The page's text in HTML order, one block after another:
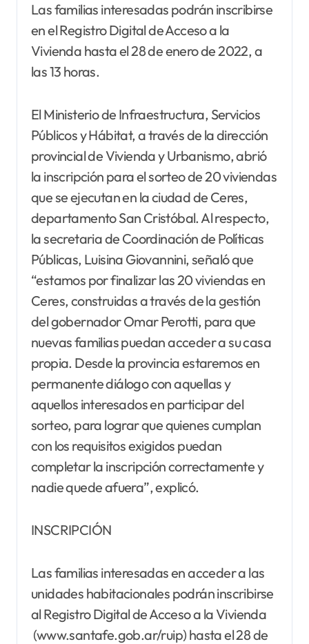
Las familias interesadas podrán inscribirse
en el Registro Digital de Acceso a la
Vivienda hasta el 28 de enero de 2022, a
las 13 horas.
El Ministerio de Infraestructura, Servicios
Públicos y Hábitat, a través de la dirección
provincial de Vivienda y Urbanismo, abrió
la inscripción para el sorteo de 20 viviendas
que se ejecutan en la ciudad de Ceres,
departamento San Cristóbal. Al respecto,
la secretaria de Coordinación de Políticas
Públicas, Luisina Giovannini, señaló que
“estamos por finalizar las 20 viviendas en
Ceres, construidas a través de la gestión
del gobernador Omar Perotti, para que
nuevas familias puedan acceder a su casa
propia. Desde la provincia estaremos en
permanente diálogo con aquellas y
aquellos interesados en participar del
sorteo, para lograr que quienes cumplan
con los requisitos exigidos puedan
completar la inscripción correctamente y
nadie quede afuera”, explicó.
INSCRIPCIÓN
Las familias interesadas en acceder a las
unidades habitacionales podrán inscribirse
al Registro Digital de Acceso a la Vivienda
(www.santafe.gob.ar/ruip) hasta el 28 de